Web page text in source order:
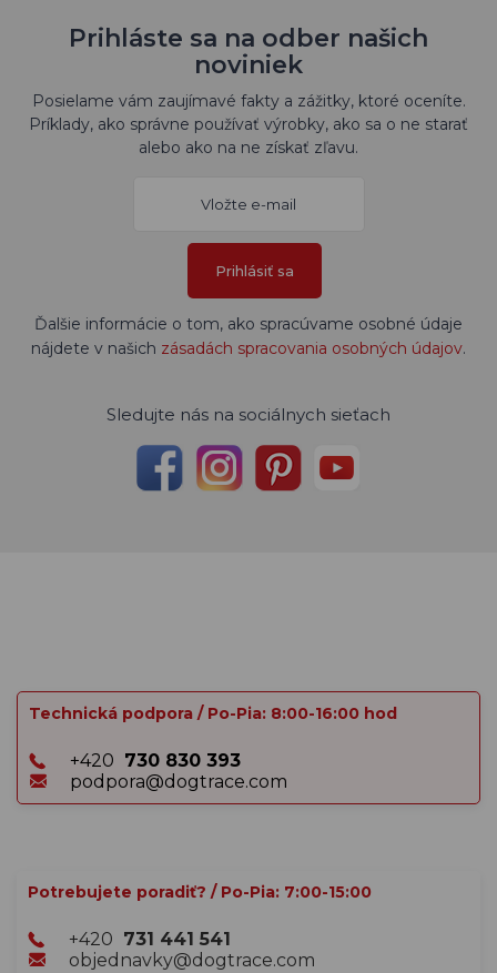
Prihláste sa na odber našich
noviniek
Posielame vám zaujímavé fakty a zážitky, ktoré oceníte.
Príklady, ako správne používať výrobky, ako sa o ne starať
alebo ako na ne získať zľavu.
Prihlásiť sa
Ďalšie informácie o tom, ako spracúvame osobné údaje
nájdete v našich zásadách spracovania osobných údajov.
Sledujte nás na sociálnych sieťach
Technická podpora / Po-Pia: 8:00-16:00 hod
+420 730 830 393
podpora@dogtrace.com
Potrebujete poradiť? / Po-Pia: 7:00-15:00
+420 731 441 541
objednavky@dogtrace.com